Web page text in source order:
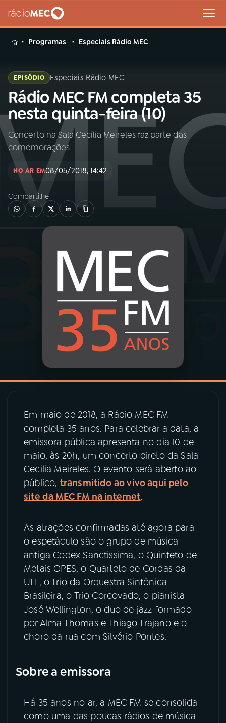
MENU
Buscar
na
Rádio
MEC
Buscar
Início
01 INÍCIO
02A RÁDIO
PROGRAMAÇÃO
PROGRAMAS
PODCASTS
VIDEOCASTS
07ÚLTIMAS
08 PRÊMIO RÁDIO MEC
ACOMPANHE A RÁDIO MEC
YouTube Facebook
Instagram X
TikTok
Programas Especiais Rádio MEC
EPISÓDIO Especiais Rádio MEC
Rádio MEC FM completa 35
nesta quinta-feira (10)
Concerto na Sala Cecília Meireles faz parte das
comemorações
NO AR EM08/05/2018, 14:42
Compartilhe
Em maio de 2018, a Rádio MEC FM
completa 35 anos. Para celebrar a data, a
emissora pública apresenta no dia 10 de
maio, às 20h, um concerto direto da Sala
Cecilia Meireles. O evento será aberto ao
público, transmitido ao vivo aqui pelo
site da MEC FM na internet.
As atrações confirmadas até agora para
o espetáculo são o grupo de música
antiga Codex Sanctissima, o Quinteto de
Metais OPES, o Quarteto de Cordas da
UFF, o Trio da Orquestra Sinfônica
Brasileira, o Trio Corcovado, o pianista
José Wellington, o duo de jazz formado
por Alma Thomas e Thiago Trajano e o
choro da rua com Silvério Pontes.
Sobre a emissora
Há 35 anos no ar, a MEC FM se consolida
como uma das poucas rádios de música